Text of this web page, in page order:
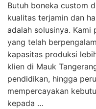
Butuh boneka custom
kualitas terjamin dan
adalah solusinya. Kami
yang telah
kapasitas produksi
klien di Mauk
pendidikan, hingga
mempercayakan
kepada …